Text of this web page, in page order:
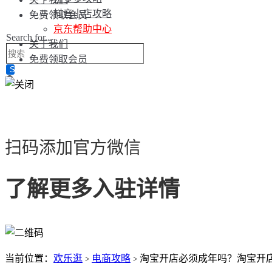
免费领取会员
Search for...
抖音小店攻略
京东帮助中心
关于我们
免费领取会员
扫码添加官方微信
了解更多入驻详情
当前位置： 欢乐逛 > 电商攻略 > 淘宝开店必须成年吗？淘宝开